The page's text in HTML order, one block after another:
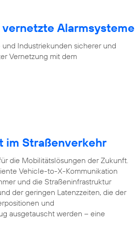
Alarmsysteme
Industriekunden sicherer und
Vernetzung mit dem
im Straßenverkehr
die Mobilitätslösungen der Zukunft.
Vehicle-to-X-Kommunikation
und die Straßeninfrastruktur
der geringen Latenzzeiten, die der
und
ausgetauscht werden – eine